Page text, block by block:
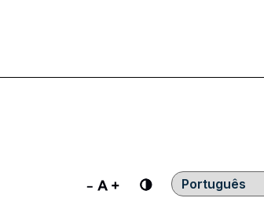
Contraste